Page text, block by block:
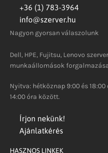
+36 (1) 783-3964
info@szerver.hu
Nagyon gyorsan válaszolunk
Dell, HPE, Fujitsu, Lenovo
munkaállomások
Nyitva: hétköznap 9:00 és
14:00 óra között.
Írjon nekünk!
Ajánlatkérés
HASZNOS LINKEK